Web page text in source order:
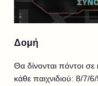
Δομή
Θα δίνονται πόντοι
κάθε παιχνιδιού: 8/7/